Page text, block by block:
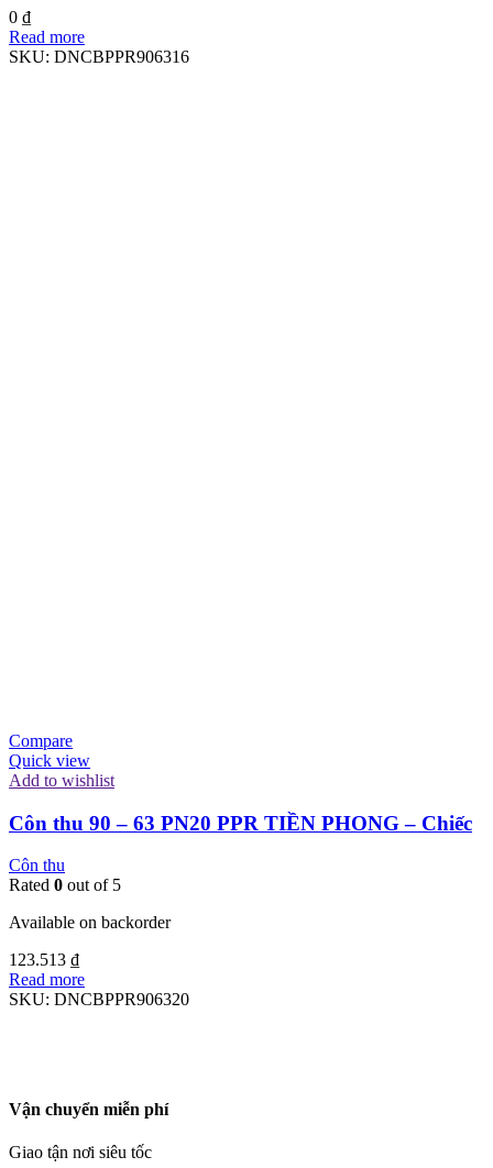
0 ₫
Read more
SKU: DNCBPPR906316
Compare
Quick view
Add to wishlist
Côn thu 90 – 63 PN20 PPR TIỀN PHONG – Chiếc
Côn thu
Rated 0 out of 5
Available on backorder
123.513 ₫
Read more
SKU: DNCBPPR906320
Vận chuyển miễn phí
Giao tận nơi siêu tốc